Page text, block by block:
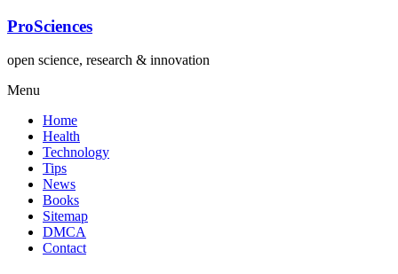
Lompat
konten
ProSciences
open science, research & innovation
Menu
Home
Health
Technology
Tips
News
Books
Sitemap
DMCA
Contact